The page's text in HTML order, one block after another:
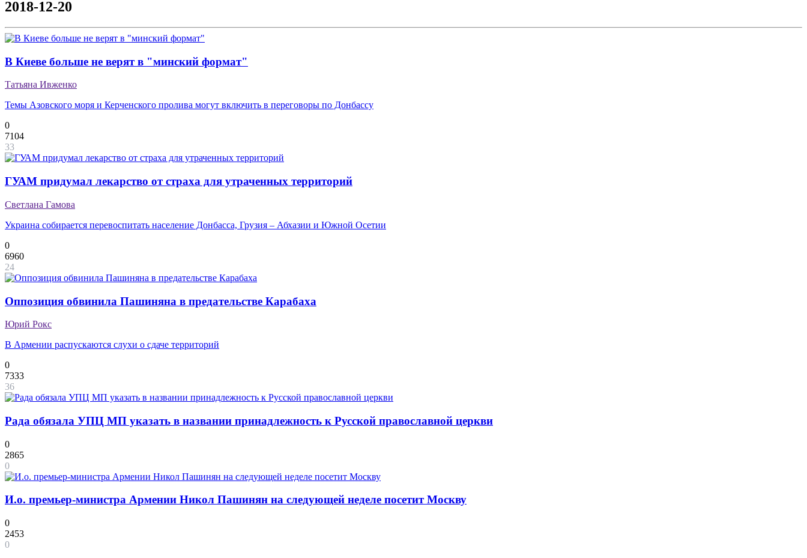
2018-12-20
В Киеве больше не верят в "минский формат"
Татьяна Ивженко
Темы Азовского моря и Керченского пролива могут включить в переговоры по Донбассу
0
7104
33
ГУАМ придумал лекарство от страха для утраченных территорий
Светлана Гамова
Украина собирается перевоспитать население Донбасса, Грузия – Абхазии и Южной Осетии
0
6960
24
Оппозиция обвинила Пашиняна в предательстве Карабаха
Юрий Рокс
В Армении распускаются слухи о сдаче территорий
0
7333
36
Рада обязала УПЦ МП указать в названии принадлежность к Русской православной церкви
0
2865
0
И.о. премьер-министра Армении Никол Пашинян на следующей неделе посетит Москву
0
2453
0